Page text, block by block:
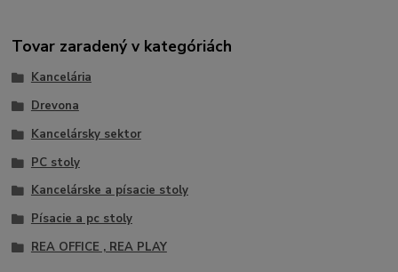
Tovar zaradený v kategóriách
Kancelária
Drevona
Kancelársky sektor
PC stoly
Kancelárske a písacie stoly
Písacie a pc stoly
REA OFFICE , REA PLAY